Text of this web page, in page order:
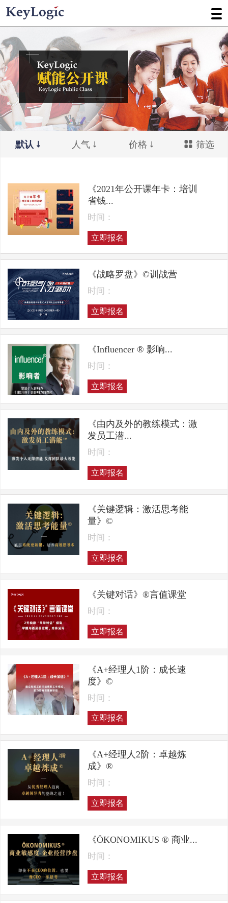
默认 人气 价格 筛选
《2021年公开课年卡：培训
省钱...
时间：
立即报名
《战略罗盘》©训战营
时间：
立即报名
《Influencer ® 影响...
时间：
立即报名
《由内及外的教练模式：激
发员工潜...
时间：
立即报名
《关键逻辑：激活思考能
量》©
时间：
立即报名
《关键对话》®言值课堂
时间：
立即报名
《A+经理人1阶：成长速
度》©
时间：
立即报名
《A+经理人2阶：卓越炼
成》®
时间：
立即报名
《ÖKONOMIKUS ® 商业...
时间：
立即报名